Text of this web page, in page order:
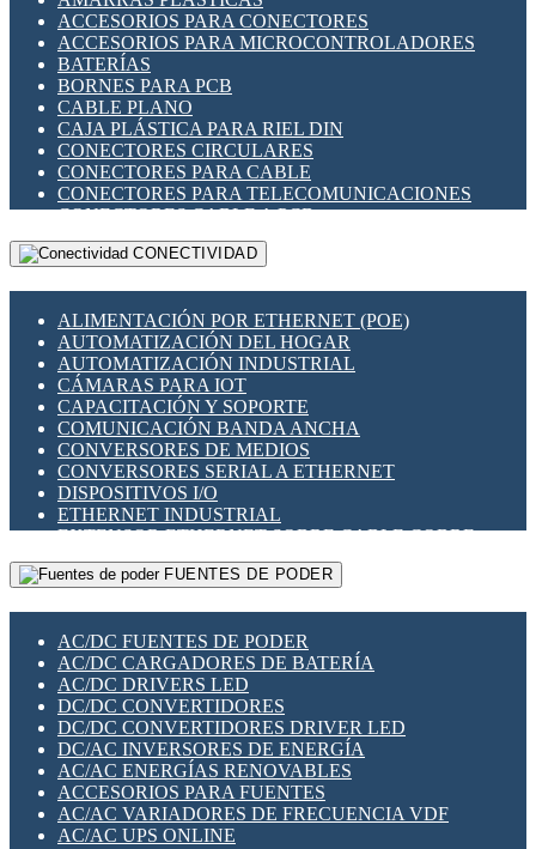
INDICADORES PARA PANEL
INTERFACES DE RELÉ
INTERRUPTORES FIN DE CARRERA
LLAVES CONMUTADORAS
MEDIDORES DE ENERGÍA Y TC'S DE CORRIENTE
MOTORES PASO A PASO
PANTALLAS HMI
PLC -CONTROLADORES LÓGICO PROGRAMABLES
PROGRAMADORES DE HORARIO
RELÉS DE PROTECCIÓN
SENSORES CAPACITIVOS
SENSORES INDUCTIVOS
TEMPORIZADORES
VARIACS
VARIADORES DE FRECUENCIA [VDF]
SECCIONADORES - INTERRUPTORES
MAQUINARIA
ACCESORIOS PARA CONECTORES
ACCESORIOS PARA MICROCONTROLADORES
BATERÍAS
BORNES PARA PCB
CABLE PLANO
CAJA PLÁSTICA PARA RIEL DIN
CONECTORES CIRCULARES
CONECTORES PARA CABLE
CONECTORES PARA TELECOMUNICACIONES
CONECTORES CABLE A PCB
CONECTORES PCB A CABLE
DIP SWITCHES
HERRAMIENTAS VARIAS
ILUMINACIÓN LED
INTERRUPTORES REED
INTERFACES DE RELÉ
OTROS RELÉS
PROTECCIÓN TÉRMICA
RELÉS AUTOMOTRICES
RELÉS DE SEÑAL
RELÉS DE ESTADO SÓLIDO SSR
RELÉS INDUSTRIALES
RELÉS MINIATURA DE POTENCIA
SENSORES MAGNÉTICOS
SWITCH Y MICROSWITCH
TARJETAS PI
UNIÓN Y DERIVACIÓN DE CABLE
CONECTIVIDAD
ALIMENTACIÓN POR ETHERNET (POE)
AUTOMATIZACIÓN DEL HOGAR
AUTOMATIZACIÓN INDUSTRIAL
CÁMARAS PARA IOT
CAPACITACIÓN Y SOPORTE
COMUNICACIÓN BANDA ANCHA
CONVERSORES DE MEDIOS
CONVERSORES SERIAL A ETHERNET
DISPOSITIVOS I/O
ETHERNET INDUSTRIAL
EXTENSOR ETHERNET SOBRE CABLE COBRE
GATEWAY LORAWAN
GESTIÓN DE REDES
PLACAS MODULARES IOT
SWITCHES Y REDES WIFI
SOLUCIONES IOT
SOLUCIONES LORAWAN
SOLUCIONES RED CELULAR
SEGURIDAD PARA REDES
SWITCHES LAN
TELEFONÍA IP (VOIP)
VIGILANCIA IP (CCTV)
MESHTASTIC
FUENTES DE PODER
AC/DC FUENTES DE PODER
AC/DC CARGADORES DE BATERÍA
AC/DC DRIVERS LED
DC/DC CONVERTIDORES
DC/DC CONVERTIDORES DRIVER LED
DC/AC INVERSORES DE ENERGÍA
AC/AC ENERGÍAS RENOVABLES
ACCESORIOS PARA FUENTES
AC/AC VARIADORES DE FRECUENCIA VDF
AC/AC UPS ONLINE